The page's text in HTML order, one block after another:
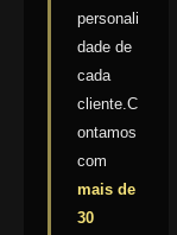
personali
dade de
cada
cliente.C
ontamos
com
mais de
30